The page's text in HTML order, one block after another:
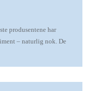
produsentene har
– naturlig nok. De